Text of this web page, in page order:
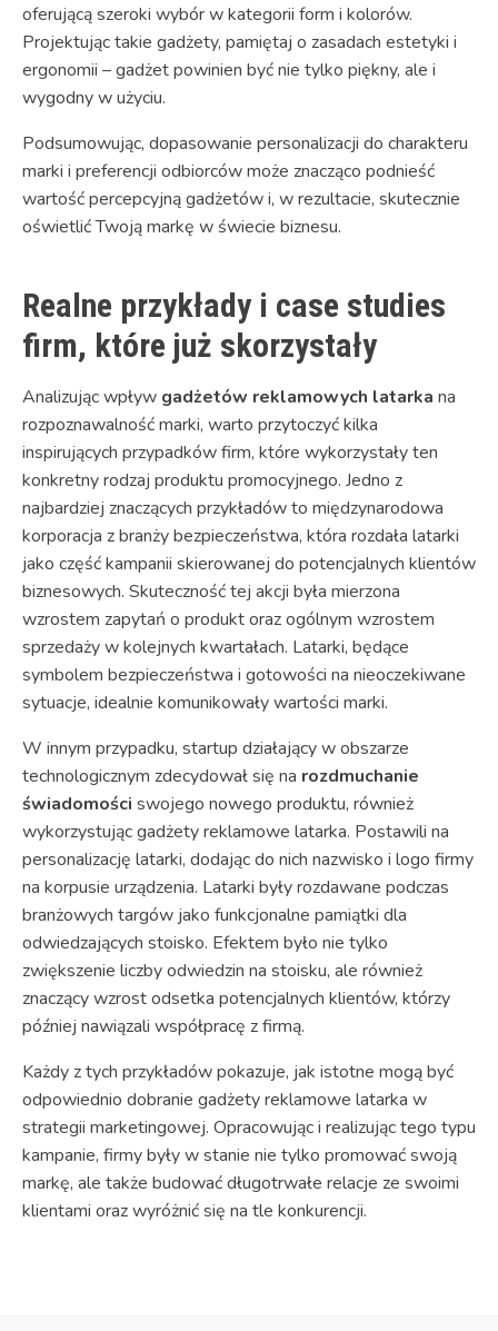
oferującą szeroki wybór w kategorii form i kolorów.
Projektując takie gadżety, pamiętaj o zasadach estetyki i
ergonomii – gadżet powinien być nie tylko piękny, ale i
wygodny w użyciu.
Podsumowując, dopasowanie personalizacji do charakteru
marki i preferencji odbiorców może znacząco podnieść
wartość percepcyjną gadżetów i, w rezultacie, skutecznie
oświetlić Twoją markę w świecie biznesu.
Realne przykłady i case studies
firm, które już skorzystały
Analizując wpływ gadżetów reklamowych latarka na
rozpoznawalność marki, warto przytoczyć kilka
inspirujących przypadków firm, które wykorzystały ten
konkretny rodzaj produktu promocyjnego. Jedno z
najbardziej znaczących przykładów to międzynarodowa
korporacja z branży bezpieczeństwa, która rozdała latarki
jako część kampanii skierowanej do potencjalnych klientów
biznesowych. Skuteczność tej akcji była mierzona
wzrostem zapytań o produkt oraz ogólnym wzrostem
sprzedaży w kolejnych kwartałach. Latarki, będące
symbolem bezpieczeństwa i gotowości na nieoczekiwane
sytuacje, idealnie komunikowały wartości marki.
W innym przypadku, startup działający w obszarze
technologicznym zdecydował się na rozdmuchanie
świadomości swojego nowego produktu, również
wykorzystując gadżety reklamowe latarka. Postawili na
personalizację latarki, dodając do nich nazwisko i logo firmy
na korpusie urządzenia. Latarki były rozdawane podczas
branżowych targów jako funkcjonalne pamiątki dla
odwiedzających stoisko. Efektem było nie tylko
zwiększenie liczby odwiedzin na stoisku, ale również
znaczący wzrost odsetka potencjalnych klientów, którzy
później nawiązali współpracę z firmą.
Każdy z tych przykładów pokazuje, jak istotne mogą być
odpowiednio dobranie gadżety reklamowe latarka w
strategii marketingowej. Opracowując i realizując tego typu
kampanie, firmy były w stanie nie tylko promować swoją
markę, ale także budować długotrwałe relacje ze swoimi
klientami oraz wyróżnić się na tle konkurencji.